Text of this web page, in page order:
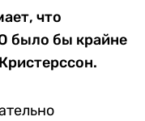
что
было бы крайне